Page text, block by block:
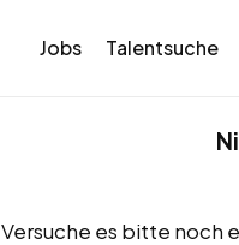
Jobs Talentsuche
Versuche es bitte noch